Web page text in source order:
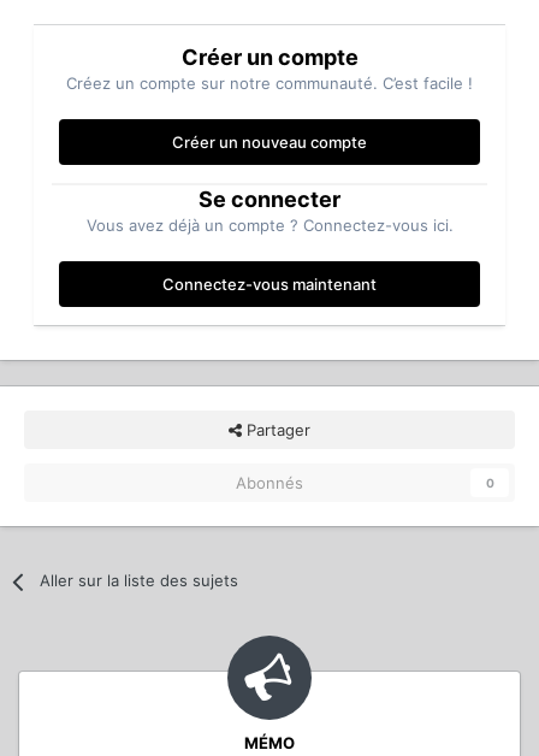
Créer un compte
Créez un compte sur notre communauté. C’est facile !
Créer un nouveau compte
Se connecter
Vous avez déjà un compte ? Connectez-vous ici.
Connectez-vous maintenant
Partager
Abonnés 0
Aller sur la liste des sujets
MÉMO